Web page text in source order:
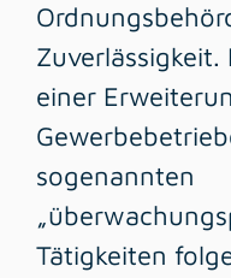
Zuverlässigkeit.
einer
sogenannten
Tätigkeiten